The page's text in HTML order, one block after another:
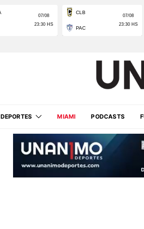
DEPORTES MIAMI PODCASTS